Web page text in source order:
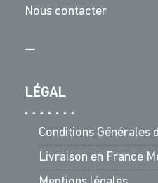
Nous contacter
—
LÉGAL
Conditions Générales
Livraison en France